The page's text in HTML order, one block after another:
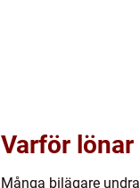
Varför
Många bilägare